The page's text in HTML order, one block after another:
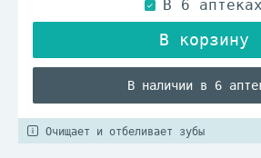
В наличии в 6
Очищает и отбеливает зубы